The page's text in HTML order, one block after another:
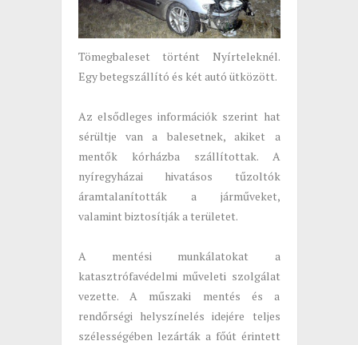
Tömegbaleset történt Nyírteleknél.
Egy betegszállító és két autó ütközött.
Az elsődleges információk szerint hat
sérültje van a balesetnek, akiket a
mentők kórházba szállítottak. A
nyíregyházai hivatásos tűzoltók
áramtalanították a járműveket,
valamint biztosítják a területet.
A mentési munkálatokat a
katasztrófavédelmi műveleti szolgálat
vezette. A műszaki mentés és a
rendőrségi helyszínelés idejére teljes
szélességében lezárták a főút érintett